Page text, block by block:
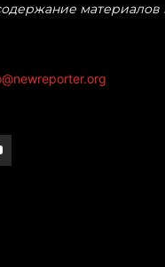
материалов